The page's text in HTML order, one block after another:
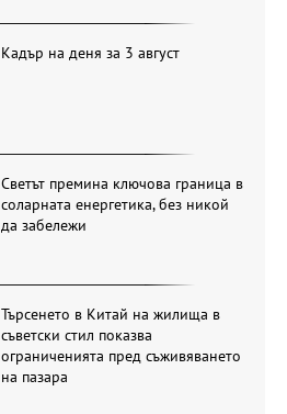
Кадър на деня за 3 август
Светът премина ключова граница в
соларната енергетика, без никой
да забележи
Търсенето в Китай на жилища в
съветски стил показва
ограниченията пред съживяването
на пазара